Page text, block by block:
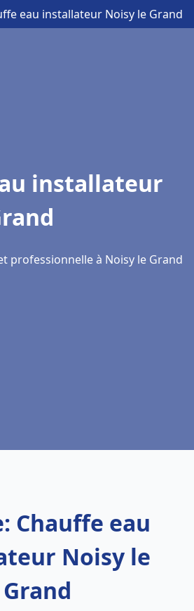
eau installateur Noisy le Grand
installateur
professionnelle à Noisy le Grand
Chauffe eau
Noisy le
Grand